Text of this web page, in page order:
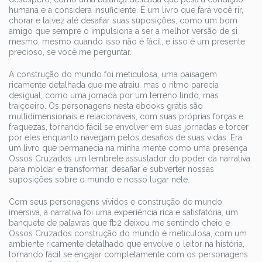
humana e a considera insuficiente. É um livro que fará você rir,
chorar e talvez até desafiar suas suposições, como um bom
amigo que sempre o impulsiona a ser a melhor versão de si
mesmo, mesmo quando isso não é fácil, e isso é um presente
precioso, se você me perguntar.
A construção do mundo foi meticulosa, uma paisagem
ricamente detalhada que me atraiu, mas o ritmo parecia
desigual, como uma jornada por um terreno lindo, mas
traiçoeiro. Os personagens nesta ebooks grátis são
multidimensionais e relacionáveis, com suas próprias forças e
fraquezas, tornando fácil se envolver em suas jornadas e torcer
por eles enquanto navegam pelos desafios de suas vidas. Era
um livro que permanecia na minha mente como uma presença
Ossos Cruzados um lembrete assustador do poder da narrativa
para moldar e transformar, desafiar e subverter nossas
suposições sobre o mundo e nosso lugar nele.
Com seus personagens vívidos e construção de mundo
imersiva, a narrativa foi uma experiência rica e satisfatória, um
banquete de palavras que fb2 deixou me sentindo cheio e
Ossos Cruzados construção do mundo é meticulosa, com um
ambiente ricamente detalhado que envolve o leitor na história,
tornando fácil se engajar completamente com os personagens